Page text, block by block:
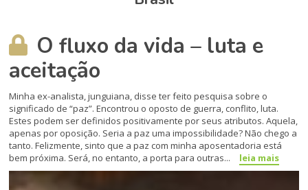
O fluxo da vida – luta e
aceitação
Minha ex-analista, junguiana, disse ter feito pesquisa sobre o
significado de “paz”. Encontrou o oposto de guerra, conflito, luta.
Estes podem ser definidos positivamente por seus atributos. Aquela,
apenas por oposição. Seria a paz uma impossibilidade? Não chego a
tanto. Felizmente, sinto que a paz com minha aposentadoria está
bem próxima. Será, no entanto, a porta para outras...
leia mais